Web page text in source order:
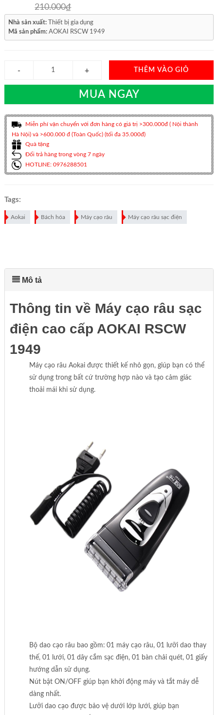
210.000₫
Nhà sản xuất:
Thiết bị gia dụng
Mã sản phẩm: AOKAI RSCW 1949
THÊM VÀO GIỎ
MUA NGAY
Miễn phí vận chuyển với đơn hàng có giá trị >300.000đ ( Nội thành
Hà Nội) và >600.000 đ (Toàn Quốc) (tối đa 35.000đ)
Quà tặng
Đổi trả hàng trong vòng 7 ngày
HOTLINE: 0976288501
Tags:
Aokai Bách hóa Máy cạo râu Máy cạo râu sạc điện
Mô tả
Thông tin về Máy cạo râu sạc
điện cao cấp AOKAI RSCW
1949
Máy cạo râu Aokai được thiết kế nhỏ gọn, giúp bạn có thể
sử dụng trong bất cứ trường hợp nào và tạo cảm giác
thoải mái khi sử dụng.
Bộ dao cạo râu bao gồm: 01 máy cạo râu, 01 lưỡi dao thay
thế, 01 lưới, 01 dây cắm sạc điện, 01 bàn chải quét, 01 giấy
hướng dẫn sử dụng.
Nút bật ON/OFF giúp bạn khởi động máy và tắt máy dễ
dàng nhất.
Lưỡi dao cạo được bảo vệ dưới lớp lưới, giúp bạn